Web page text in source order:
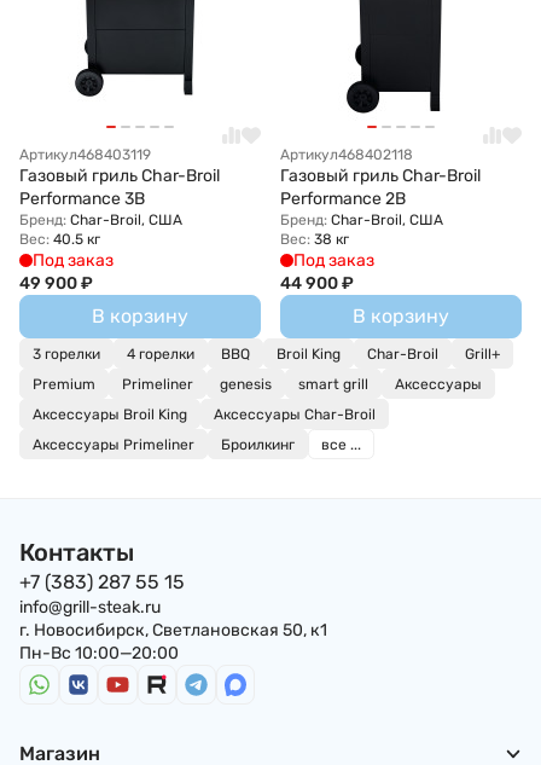
Артикул468403119
Газовый гриль Char-Broil
Performance 3B
Бренд: Char-Broil, США
Вес: 40.5 кг
Под заказ
49 900₽
В корзину
Артикул468402118
Газовый гриль Char-Broil
Performance 2B
Бренд: Char-Broil, США
Вес: 38 кг
Под заказ
44 900₽
В корзину
3 горелки 4 горелки BBQ Broil King Char-Broil
Grill+
Premium
Primeliner genesis smart grill
Аксессуары
Аксессуары Broil King
Аксессуары Char-Broil
Аксессуары Primeliner
Броилкинг все ...
Контакты
+7 (383) 287 55 15
info@grill-steak.ru
г. Новосибирск, Светлановская 50, к1
Пн-Вс 10:00—20:00
Магазин